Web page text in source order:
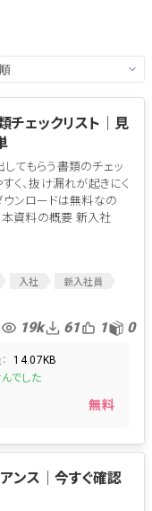
チェックリスト│見
てもらう書類のチェッ
く、抜け漏れが起きにく
ウンロードは無料なの
本資料の概要 新入社
入社
新入社員
19k 61 1 0
14.07KB
でした
無料
ンス│今すぐ確認